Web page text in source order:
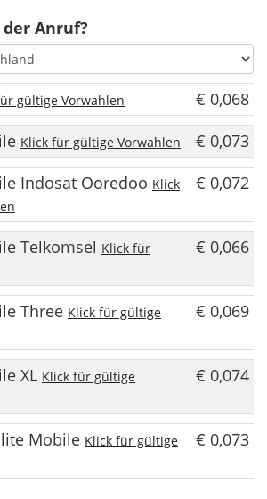
Anruf?
gültige Vorwahlen
€ 0,068
Klick für gültige Vorwahlen
€ 0,073
Indosat Ooredoo Klick
€ 0,072
Telkomsel Klick für
€ 0,066
Three Klick für gültige
€ 0,069
XL Klick für gültige
€ 0,074
Mobile Klick für gültige
€ 0,073